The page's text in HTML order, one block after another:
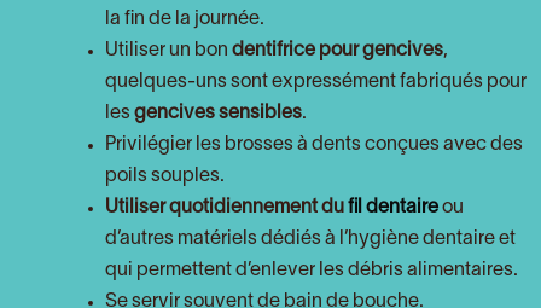
la fin de la journée.
Utiliser un bon dentifrice pour gencives,
quelques-uns sont expressément fabriqués pour
les gencives sensibles.
Privilégier les brosses à dents conçues avec des
poils souples.
Utiliser quotidiennement du fil dentaire ou
d’autres matériels dédiés à l’hygiène dentaire et
qui permettent d’enlever les débris alimentaires.
Se servir souvent de bain de bouche.